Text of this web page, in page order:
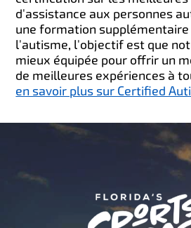
d'assistance aux personnes
une formation supplémentaire
l'autisme, l'objectif est que
mieux équipée pour offrir un
de meilleures expériences à
en savoir plus sur Certified